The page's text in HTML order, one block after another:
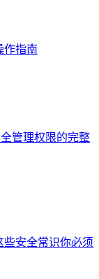
作指南
管理权限的完整
些安全常识你必须